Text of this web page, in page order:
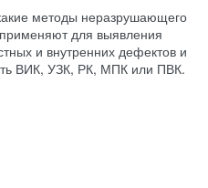
методы неразрушающего
для выявления
и внутренних дефектов и
ВИК, УЗК, РК, МПК или ПВК.